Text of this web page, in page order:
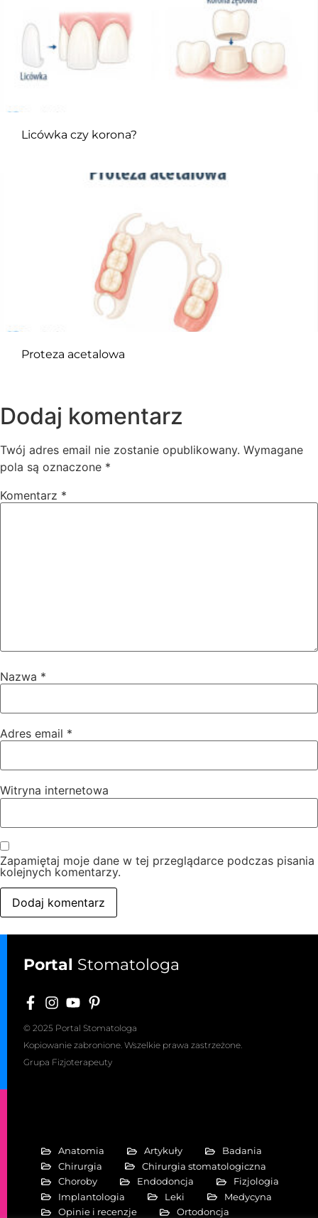
Licówka czy korona?
Proteza acetalowa
Dodaj komentarz
Twój adres email nie zostanie opublikowany. Wymagane
pola są oznaczone *
Komentarz *
Nazwa *
Adres email *
Witryna internetowa
Zapamiętaj moje dane w tej przeglądarce podczas pisania
kolejnych komentarzy.
Portal Stomatologa
© 2025 Portal Stomatologa
Kopiowanie zabronione. Wszelkie prawa zastrzeżone.
Grupa Fizjoterapeuty
Anatomia Artykuły
Badania
Chirurgia
Chirurgia stomatologiczna
Choroby
Endodoncja
Fizjologia
Implantologia
Leki
Medycyna
Opinie i recenzje
Ortodoncja